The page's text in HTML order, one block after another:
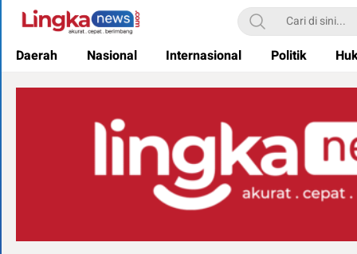
Lingkanews
Akurat. Cepat & Berimbang
Daerah Nasional Internasional Politik